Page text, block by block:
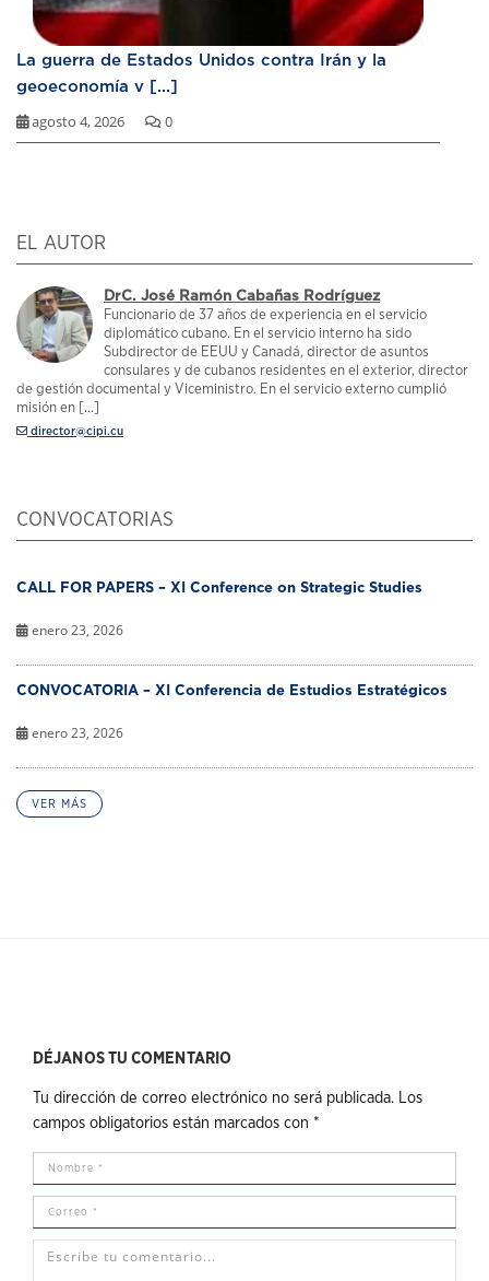
La guerra de Estados Unidos contra Irán y la
geoeconomía v [...]
agosto 4, 2026 0
EL AUTOR
DrC. José Ramón Cabañas Rodríguez
Funcionario de 37 años de experiencia en el servicio
diplomático cubano. En el servicio interno ha sido
Subdirector de EEUU y Canadá, director de asuntos
consulares y de cubanos residentes en el exterior, director
de gestión documental y Viceministro. En el servicio externo cumplió
misión en [...]
director@cipi.cu
CONVOCATORIAS
CALL FOR PAPERS – XI Conference on Strategic Studies
enero 23, 2026
CONVOCATORIA – XI Conferencia de Estudios Estratégicos
enero 23, 2026
VER MÁS
DÉJANOS TU COMENTARIO
Tu dirección de correo electrónico no será publicada. Los
campos obligatorios están marcados con *